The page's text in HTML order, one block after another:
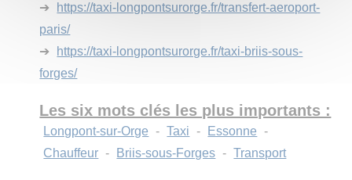
➔
https://taxi-longpontsurorge.fr/transfert-aeroport-
paris/
➔
https://taxi-longpontsurorge.fr/taxi-briis-sous-
forges/
Les six mots clés les plus importants :
Longpont-sur-Orge - Taxi - Essonne -
Chauffeur - Briis-sous-Forges - Transport